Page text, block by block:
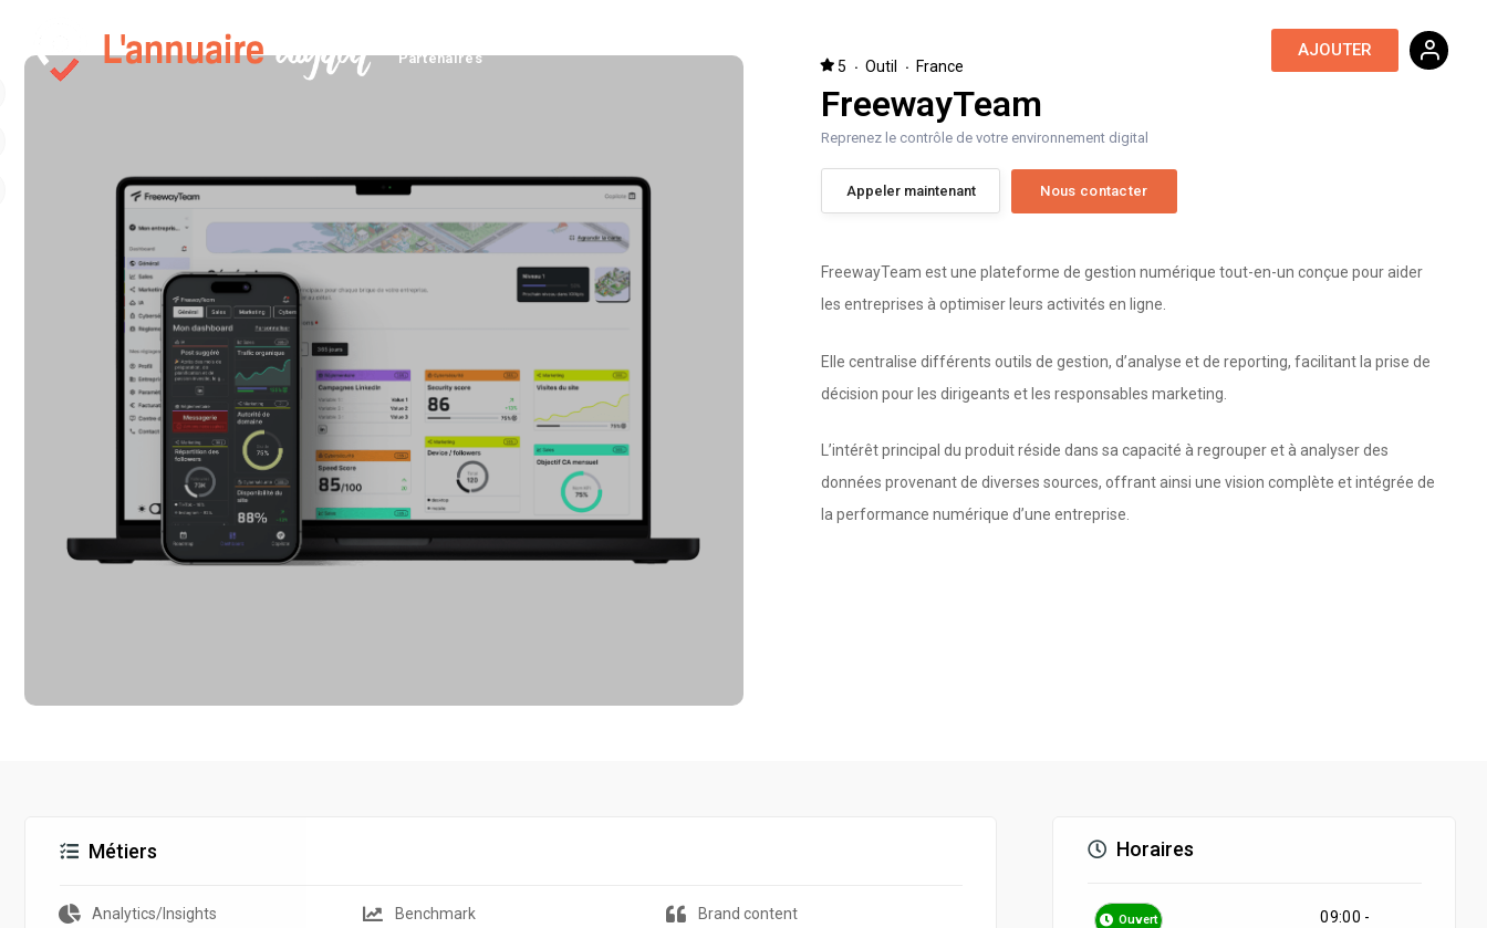
Partenaires
AJOUTER
5 · Outil · France
FreewayTeam
Reprenez le contrôle de votre environnement digital
Appeler maintenant
FreewayTeam est une plateforme de gestion numérique tout-en-un conçue pour aider
les entreprises à optimiser leurs activités en ligne.
Elle centralise différents outils de gestion, d’analyse et de reporting, facilitant la prise de
décision pour les dirigeants et les responsables marketing.
L’intérêt principal du produit réside dans sa capacité à regrouper et à analyser des
données provenant de diverses sources, offrant ainsi une vision complète et intégrée de
la performance numérique d’une entreprise.
Métiers
Analytics/Insights Benchmark Brand content
Horaires
Ouvert
09:00 -